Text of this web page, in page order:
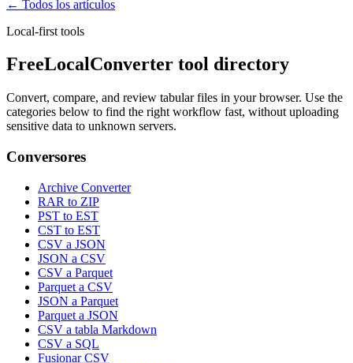
← Todos los artículos
Local-first tools
FreeLocalConverter tool directory
Convert, compare, and review tabular files in your browser. Use the
categories below to find the right workflow fast, without uploading
sensitive data to unknown servers.
Conversores
Archive Converter
RAR to ZIP
PST to EST
CST to EST
CSV a JSON
JSON a CSV
CSV a Parquet
Parquet a CSV
JSON a Parquet
Parquet a JSON
CSV a tabla Markdown
CSV a SQL
Fusionar CSV